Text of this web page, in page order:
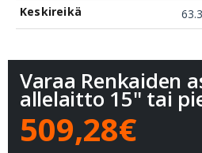
Keskireikä
63.3
Varaa Renkaiden
allelaitto 15" tai
509,28€